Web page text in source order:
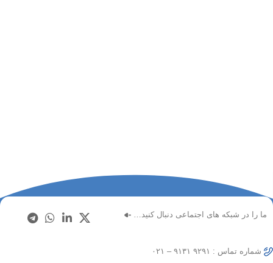
ما را در شبکه های اجتماعی دنبال کنید…
شماره تماس : ۹۲۹۱ ۹۱۳۱ – ۰۲۱